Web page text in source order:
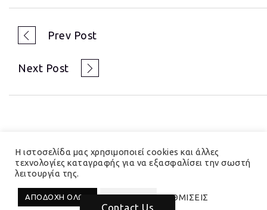
Prev Post
Next Post
© 2023 Hedera Total Branding Solutions
Η ιστοσελίδα μας χρησιμοποιεί cookies και άλλες
τεχνολογίες καταγραφής για να εξασφαλίσει την σωστή
λειτουργία της.
ΑΠΟΔΟΧΗ ΟΛΩΝ ΑΠΟΡΡΙΨΗ ΡΥΘΜΙΣΕΙΣ